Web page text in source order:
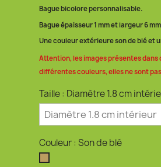
Bague bicolore personnalisable.
Bague épaisseur 1 mm et largeur 6
Une couleur extérieure son de blé et
Attention, les images présentes
différentes couleurs, elles ne sont
Taille : Diamètre 1.8 cm
Couleur : Son de blé